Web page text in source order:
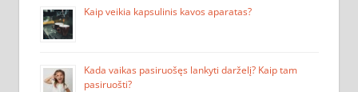
Kaip veikia kapsulinis kavos aparatas?
Kada vaikas pasiruošęs lankyti darželį? Kaip tam
pasiruošti?